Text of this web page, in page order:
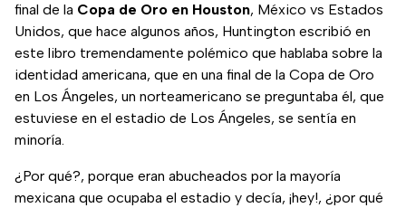
final de la Copa de Oro en Houston, México vs Estados
Unidos, que hace algunos años, Huntington escribió en
este libro tremendamente polémico que hablaba sobre la
identidad americana, que en una final de la Copa de Oro
en Los Ángeles, un norteamericano se preguntaba él, que
estuviese en el estadio de Los Ángeles, se sentía en
minoría.
¿Por qué?, porque eran abucheados por la mayoría
mexicana que ocupaba el estadio y decía, ¡hey!, ¿por qué